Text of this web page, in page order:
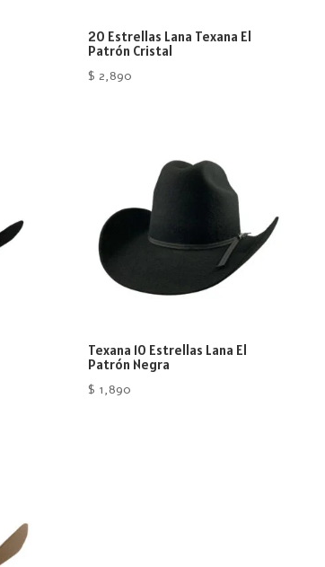
20 Estrellas Lana Texana El
Patrón Cristal
$ 2,890
Texana 10 Estrellas Lana El
Patrón Negra
$ 1,890